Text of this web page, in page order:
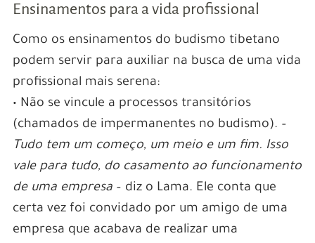
Ensinamentos para a vida profissional
Como os ensinamentos do budismo tibetano
podem servir para auxiliar na busca de uma vida
profissional mais serena:
• Não se vincule a processos transitórios
(chamados de impermanentes no budismo). –
Tudo tem um começo, um meio e um fim. Isso
vale para tudo, do casamento ao funcionamento
de uma empresa – diz o Lama. Ele conta que
certa vez foi convidado por um amigo de uma
empresa que acabava de realizar uma